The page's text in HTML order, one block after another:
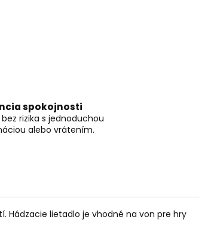
spokojnosti
bez rizika s jednoduchou
alebo vrátením.
Hádzacie lietadlo je vhodné na von pre hry